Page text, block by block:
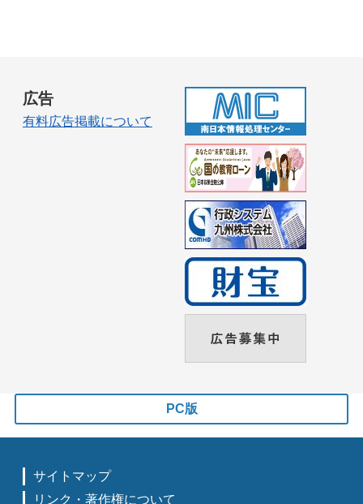
広告
有料広告掲載について
PC版
サイトマップ
リンク・著作権について